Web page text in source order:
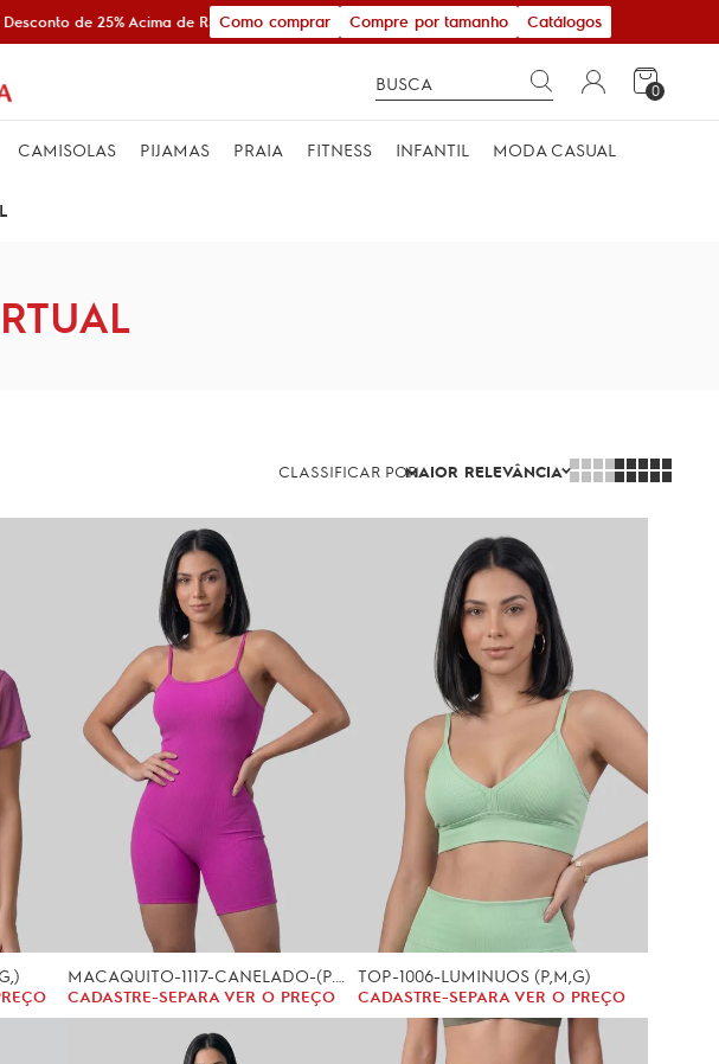
de 25% Acima de R$ 600,00Como comprar Compre por tamanho Catálogos
0
CAMISOLAS PIJAMAS PRAIA FITNESS INFANTIL MODA CASUAL
CLASSIFICAR PORMAIOR RELEVÂNCIA
CADASTRE-SEPARA VER O PREÇO
TOP-1006-LUMINUOS (P,M,G)
CADASTRE-SEPARA VER O PREÇO